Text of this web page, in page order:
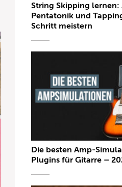
String Skipping lernen:
Pentatonik und
Schritt meistern
Die besten Amp-
Plugins für Gitarre –